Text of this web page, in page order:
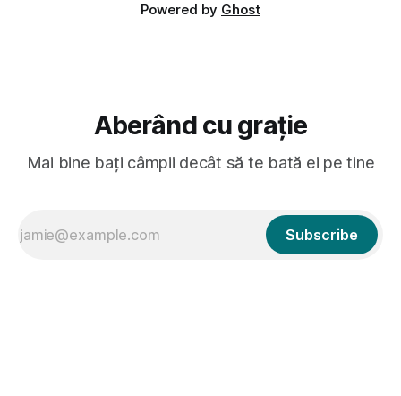
Powered by Ghost
Aberând cu grație
Mai bine bați câmpii decât să te bată ei pe tine
Subscribe